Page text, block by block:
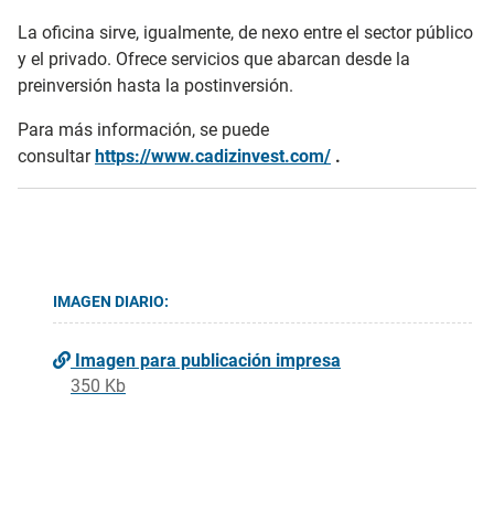
La oficina sirve, igualmente, de nexo entre el sector público
y el privado. Ofrece servicios que abarcan desde la
preinversión hasta la postinversión.
Para más información, se puede
consultarhttps://www.cadizinvest.com/ .
IMAGEN DIARIO:
Imagen para publicación impresa
350 Kb